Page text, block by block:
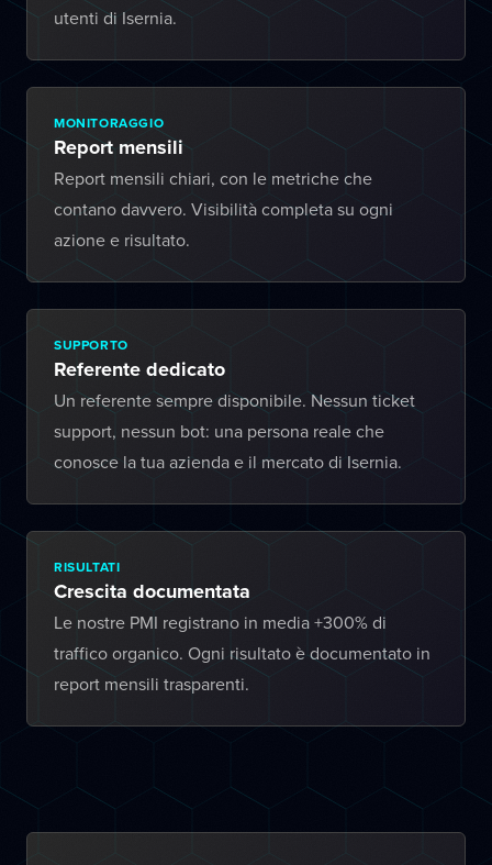
utenti di Isernia.
MONITORAGGIO
Report mensili
Report mensili chiari, con le metriche che
contano davvero. Visibilità completa su ogni
azione e risultato.
SUPPORTO
Referente dedicato
Un referente sempre disponibile. Nessun ticket
support, nessun bot: una persona reale che
conosce la tua azienda e il mercato di Isernia.
RISULTATI
Crescita documentata
Le nostre PMI registrano in media +300% di
traffico organico. Ogni risultato è documentato in
report mensili trasparenti.